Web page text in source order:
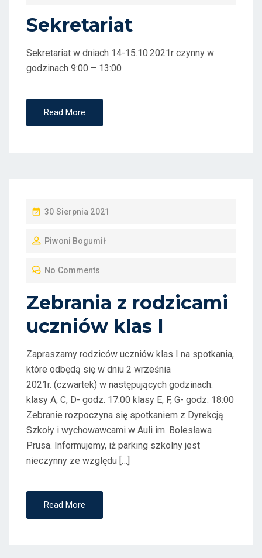
O
Sekretariat
Sekretariat w dniach 14-15.10.2021r czynny w
godzinach 9:00 – 13:00
Read More
P
S
O
N
30 Sierpnia 2021
Piwoni Bogumił
No Comments
Zebrania z rodzicami
uczniów klas I
Zapraszamy rodziców uczniów klas I na spotkania,
które odbędą się w dniu 2 września
2021r. (czwartek) w następujących godzinach:
klasy A, C, D- godz. 17:00 klasy E, F, G- godz. 18:00
Zebranie rozpoczyna się spotkaniem z Dyrekcją
Szkoły i wychowawcami w Auli im. Bolesława
Prusa. Informujemy, iż parking szkolny jest
nieczynny ze względu […]
Read More